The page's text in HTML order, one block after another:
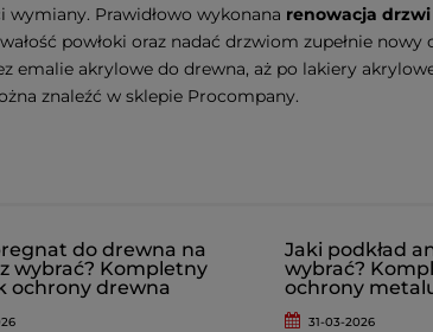
wymiany. Prawidłowo wykonana renowacja
powłoki oraz nadać drzwiom zupełnie
emalie akrylowe do drewna, aż po lakiery
znaleźć w sklepie Procompany.
do drewna na
wybrać? Kompletny
ochrony drewna
Jaki podkład
wybrać?
ochrony
31-03-2026